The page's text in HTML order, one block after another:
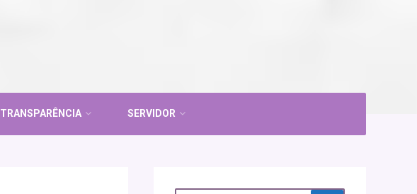
TRANSPARÊNCIA SERVIDOR